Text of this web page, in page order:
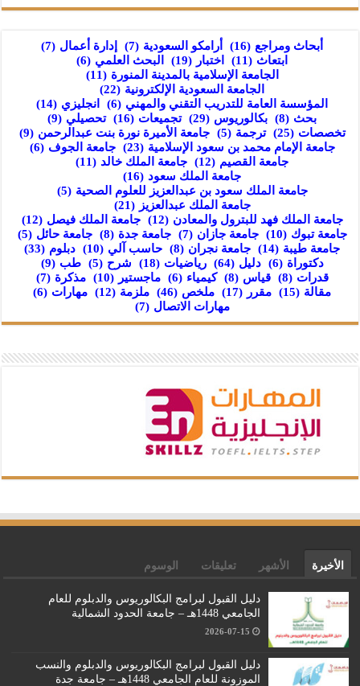
أبحاث ومراجع (16) أرامكو السعودية (7) إدارة أعمال (7)
ابتعاث (11) اختبار (19) البحث العلمي (6)
الجامعة الإسلامية بالمدينة المنورة (11)
الجامعة السعودية الإلكترونية (22)
المؤسسة العامة للتدريب التقني والمهني (6) انجليزي (14)
بحث (8) بكالوريوس (29) تجميعات (16) تحصيلي (9)
تخصصات (25) ترجمة (5) جامعة الأميرة نورة بنت عبدالرحمن (9)
جامعة الإمام محمد بن سعود الإسلامية (23) جامعة الجوف (6)
جامعة القصيم (12) جامعة الملك خالد (11)
جامعة الملك سعود (16)
جامعة الملك سعود بن عبدالعزيز للعلوم الصحية (5)
جامعة الملك عبدالعزيز (21)
جامعة الملك فهد للبترول والمعادن (12) جامعة الملك فيصل (12)
جامعة تبوك (10) جامعة جازان (7) جامعة جدة (8) جامعة حائل (5)
جامعة طيبة (14) جامعة نجران (8) حاسب آلي (10) دبلوم (33)
دكتوراة (6) دليل (64) رياضيات (18) شرح (5) طب (9)
قدرات (8) قياس (8) كيمياء (6) ماجستير (10) مذكرة (7)
مقالة (15) مقرر (17) ملخص (46) ملزمة (12) مهارات (6)
مهارات الاتصال (7)
الأخيرة الأشهر تعليقات الوسوم
دليل القبول لبرامج البكالوريوس والدبلوم للعام
الجامعي 1448هـ – جامعة الحدود الشمالية
2026-07-15
دليل القبول لبرامج البكالوريوس والدبلوم والنسب
الموزونة للعام الجامعي 1448هـ – جامعة جدة